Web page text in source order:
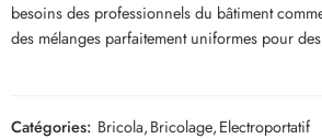
besoins des professionnels du bâtiment
des mélanges parfaitement uniformes pour
Catégories: Bricola,Bricolage,Electroportatif